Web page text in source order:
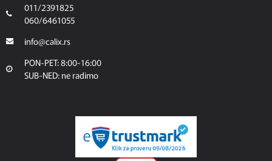
011/2391825
060/6461055
info@calix.rs
PON-PET: 8:00-16:00
SUB-NED: ne radimo